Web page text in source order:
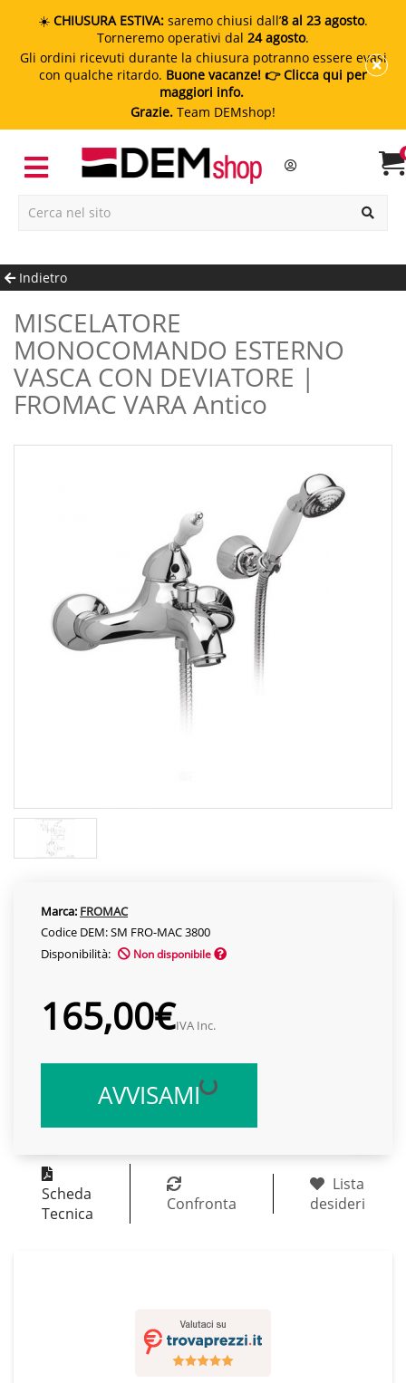
☀️ CHIUSURA ESTIVA: saremo chiusi dall’8 al 23 agosto.
Torneremo operativi dal 24 agosto.
Gli ordini ricevuti durante la chiusura potranno essere evasi
con qualche ritardo. Buone vacanze! 👉 Clicca qui per
maggiori info.
Grazie. Team DEMshop!
Indietro
MISCELATORE
MONOCOMANDO ESTERNO
VASCA CON DEVIATORE |
FROMAC VARA Antico
Marca: FROMAC
Codice DEM: SM FRO-MAC 3800
Disponibilità:
Non disponibile
165,00€IVA Inc.
AVVISAMI
Scheda
Tecnica
Confronta
Lista
desideri